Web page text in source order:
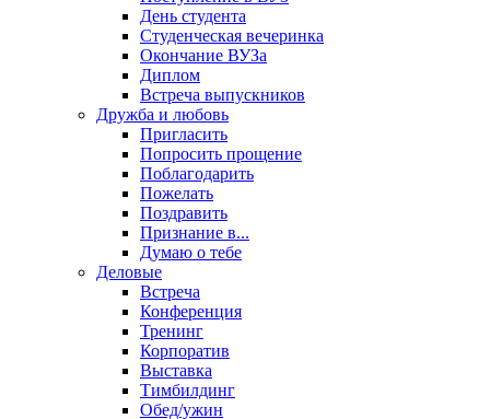
День студента
Студенческая вечеринка
Окончание ВУЗа
Диплом
Встреча выпускников
Дружба и любовь
Пригласить
Попросить прощение
Поблагодарить
Пожелать
Поздравить
Признание в...
Думаю о тебе
Деловые
Встреча
Конференция
Тренинг
Корпоратив
Выставка
Тимбилдинг
Обед/ужин